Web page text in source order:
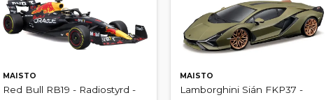
MAISTO
Red Bull RB19 - Radiostyrd -
MAISTO
Lamborghini Sián FKP37 -